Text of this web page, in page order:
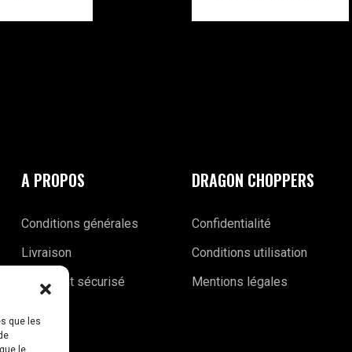
que les
le
A PROPOS
Conditions générales
Livraison
Paiement sécurisé
DRAGON CHOPPERS
Confidentialité
Conditions utilisation
Mentions légales